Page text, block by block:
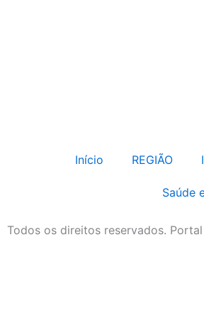
Início REGIÃO
Saúde
Todos os direitos reservados.